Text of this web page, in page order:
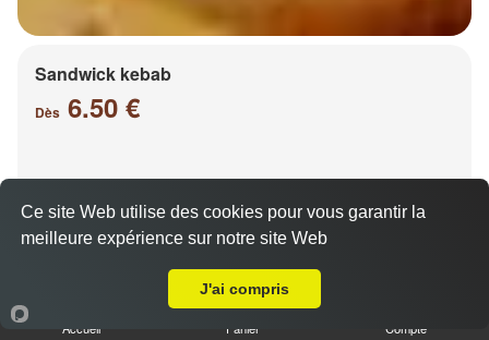
Sandwick kebab
Dès 6.50 €
Accueil Panier Compte
Ce site Web utilise des cookies pour vous garantir la
meilleure expérience sur notre site Web
J'ai compris